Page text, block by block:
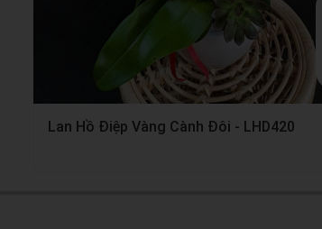
Lan Hồ Điệp Vàng Cành Đôi - LHD420